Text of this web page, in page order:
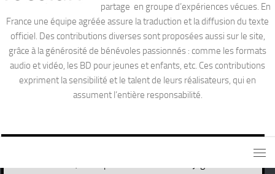
partage en groupe d’expériences vécues. En
France une équipe agréée assure la traduction et la diffusion du texte
officiel. Des contributions diverses sont proposées aussi sur le site,
grâce à la générosité de bénévoles passionnés : comme les formats
audio et vidéo, les BD pour jeunes et enfants, etc. Ces contributions
expriment la sensibilité et le talent de leurs réalisateurs, qui en
assument l’entière responsabilité.